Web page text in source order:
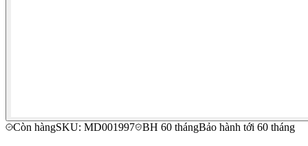
Còn hàngSKU: MD001997 BH 60 thángBảo hành tới 60 tháng